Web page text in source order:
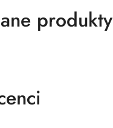
produkty